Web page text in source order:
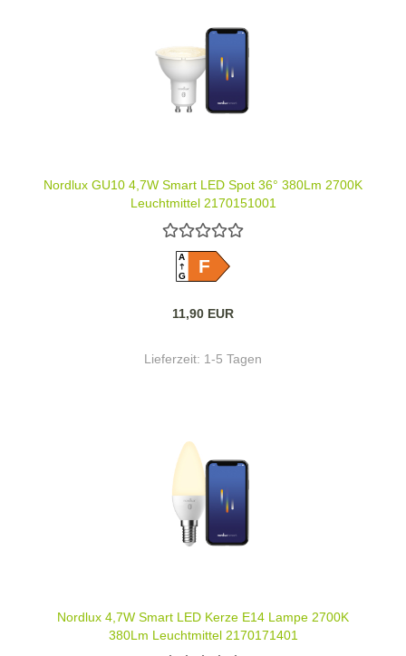
Nordlux GU10 4,7W Smart LED Spot 36° 380Lm 2700K
Leuchtmittel 2170151001
A
GF
11,90 EUR
Lieferzeit: 1-5 Tagen
Nordlux 4,7W Smart LED Kerze E14 Lampe 2700K
380Lm Leuchtmittel 2170171401